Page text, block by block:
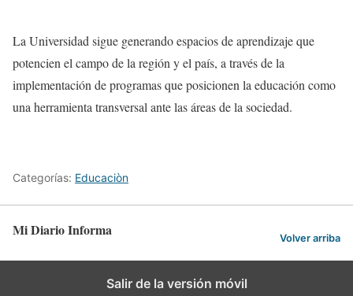
La Universidad sigue generando espacios de aprendizaje que
potencien el campo de la región y el país, a través de la
implementación de programas que posicionen la educación como
una herramienta transversal ante las áreas de la sociedad.
Categorías: Educaciòn
Mi Diario Informa Volver arriba
Salir de la versión móvil